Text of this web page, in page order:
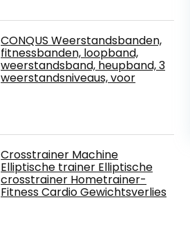
CONQUS Weerstandsbanden,
fitnessbanden, loopband,
weerstandsband, heupband, 3
weerstandsniveaus, voor
Crosstrainer Machine
Elliptische trainer Elliptische
crosstrainer Hometrainer-
Fitness Cardio Gewichtsverlies